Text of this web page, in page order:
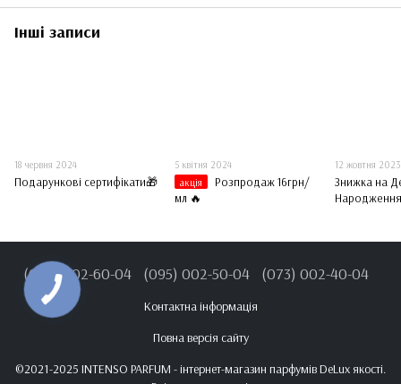
Інші записи
18 червня 2024
Подарункові сертифікати🎁
5 квітня 2024
акція
Розпродаж 16грн/
мл 🔥️️️️️️
12 жовтня 2023
Знижка на
(096) 002-60-04 (095) 002-50-04 (073) 002-40-04
Контактна інформація
Повна версія сайту
©2021-2025 INTENSO PARFUM - інтернет-магазин парфумів DeLux якості.